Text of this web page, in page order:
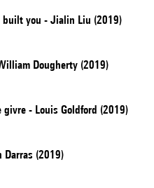
you - Jialin Liu (2019)
Dougherty (2019)
- Louis Goldford (2019)
Darras (2019)